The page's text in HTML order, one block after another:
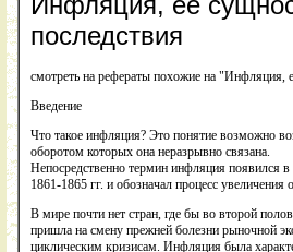
последствия
смотреть на рефераты похожие на "Инфляция,
Введение
Что такое инфляция? Это понятие возможно
оборотом которых она неразрывно связана.
Непосредственно термин инфляция появился
1861-1865 гг. и обозначал процесс
В мире почти нет стран, где бы во второй
пришла на смену прежней болезни рыночной
циклическим кризисам. Инфляция была